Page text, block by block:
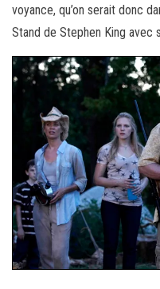
voyance, qu’on serait donc
Stand de Stephen King avec